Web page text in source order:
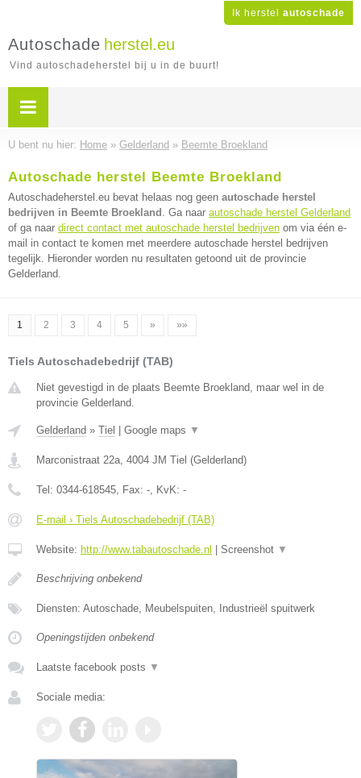
Ik herstel autoschade
Autoschade herstel.eu
Vind autoschadeherstel bij u in de buurt!
U bent nu hier: Home » Gelderland » Beemte Broekland
Autoschade herstel Beemte Broekland
Autoschadeherstel.eu bevat helaas nog geen autoschade herstel
bedrijven in Beemte Broekland . Ga naar autoschade herstel Gelderland
of ga naar direct contact met autoschade herstel bedrijven om via één e-
mail in contact te komen met meerdere autoschade herstel bedrijven
tegelijk. Hieronder worden nu resultaten getoond uit de provincie
Gelderland.
1 2 3 4 5 » »»
Tiels Autoschadebedrijf (TAB)
Niet gevestigd in de plaats Beemte Broekland, maar wel in de
provincie Gelderland.
Gelderland » Tiel Google maps ▼
Marconistraat 22a, 4004 JM Tiel (Gelderland)
Tel: 0344-618545, Fax: -, KvK: -
E-mail › Tiels Autoschadebedrijf (TAB)
Website: http://www.tabautoschade.nl Screenshot ▼
Beschrijving onbekend
Diensten: Autoschade, Meubelspuiten, Industrieël spuitwerk
Openingstijden onbekend
Laatste facebook posts ▼
Sociale media: